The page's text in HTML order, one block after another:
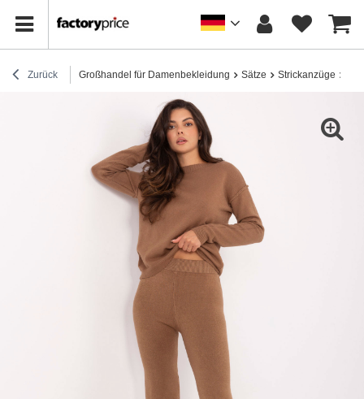
Zurück Großhandel für Damenbekleidung Sätze Strickanzüge